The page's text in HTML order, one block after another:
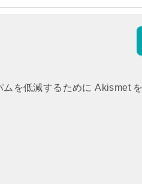
ムを低減するために Akismet